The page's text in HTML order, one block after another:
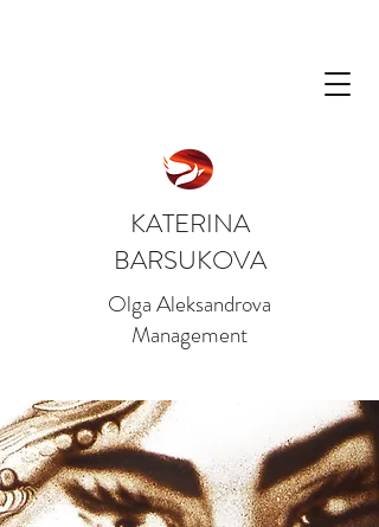
KATERINA
BARSUKOVA
Olga Aleksandrova
Management